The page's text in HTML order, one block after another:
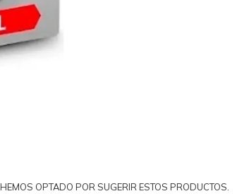
HEMOS OPTADO POR SUGERIR ESTOS PRODUCTOS.